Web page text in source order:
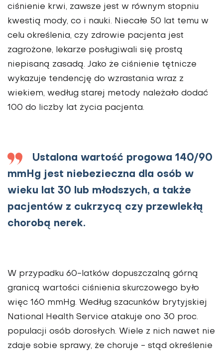
ciśnienie krwi, zawsze jest w równym stopniu
kwestią mody, co i nauki. Niecałe 50 lat temu w
celu określenia, czy zdrowie pacjenta jest
zagrożone, lekarze posługiwali się prostą
niepisaną zasadą. Jako że ciśnienie tętnicze
wykazuje tendencję do wzrastania wraz z
wiekiem, według starej metody należało dodać
100 do liczby lat życia pacjenta.
Ustalona wartość progowa 140/90
mmHg jest niebezieczna dla osób w
wieku lat 30 lub młodszych, a także
pacjentów z cukrzycą czy przewlekłą
chorobą nerek.
W przypadku 60-latków dopuszczalną górną
granicą wartości ciśnienia skurczowego było
więc 160 mmHg. Według szacunków brytyjskiej
National Health Service atakuje ono 30 proc.
populacji osób dorosłych. Wiele z nich nawet nie
zdaje sobie sprawy, że choruje - stąd określenie